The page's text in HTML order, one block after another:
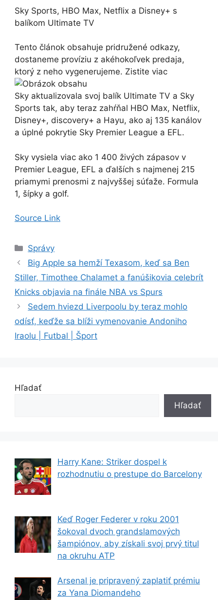
Sky Sports, HBO Max, Netflix a Disney+ s
balíkom Ultimate TV
Tento článok obsahuje pridružené odkazy,
dostaneme províziu z akéhokoľvek predaja,
ktorý z neho vygenerujeme. Zistite viac
Sky aktualizovala svoj balík Ultimate TV a Sky
Sports tak, aby teraz zahŕňal HBO Max, Netflix,
Disney+, discovery+ a Hayu, ako aj 135 kanálov
a úplné pokrytie Sky Premier League a EFL.
Sky vysiela viac ako 1 400 živých zápasov v
Premier League, EFL a ďalších s najmenej 215
priamymi prenosmi z najvyššej súťaže. Formula
1, šípky a golf.
Source Link
Kategórie
Správy
Big Apple sa hemží Texasom, keď sa Ben
Stiller, Timothee Chalamet a fanúšikovia celebrít
Knicks objavia na finále NBA vs Spurs
Sedem hviezd Liverpoolu by teraz mohlo
odísť, keďže sa blíži vymenovanie Andoniho
Iraolu | Futbal | Šport
Hľadať
Hľadať
Harry Kane: Striker dospel k
rozhodnutiu o prestupe do Barcelony
Keď Roger Federer v roku 2001
šokoval dvoch grandslamových
šampiónov, aby získali svoj prvý titul
na okruhu ATP
Arsenal je pripravený zaplatiť prémiu
za Yana Diomandeho